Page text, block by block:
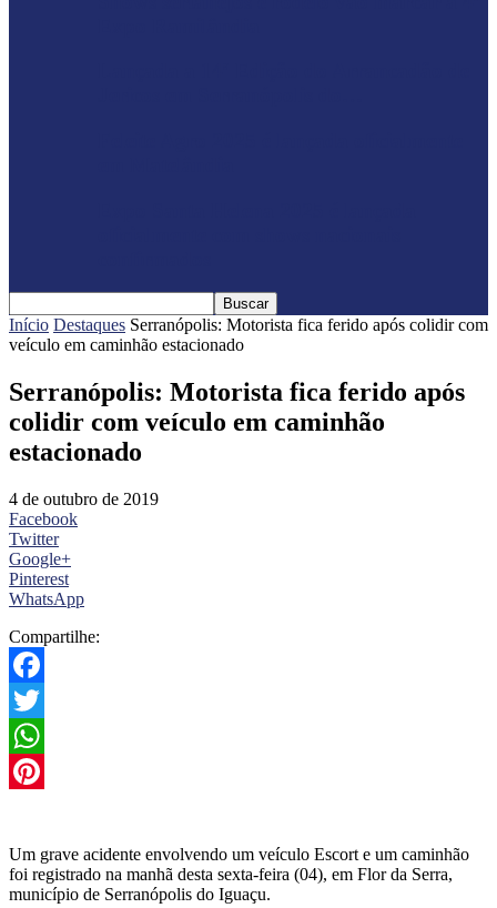
Início Destaques Serranópolis: Motorista fica ferido após colidir com
veículo em caminhão estacionado
Serranópolis: Motorista fica ferido após
colidir com veículo em caminhão
estacionado
4 de outubro de 2019
Facebook
Twitter
Google+
Pinterest
WhatsApp
Compartilhe:
Facebook
Twitter
WhatsApp
Um grave acidente envolvendo um veículo Escort e um caminhão
foi registrado na manhã desta sexta-feira (04), em Flor da Serra,
município de Serranópolis do Iguaçu.